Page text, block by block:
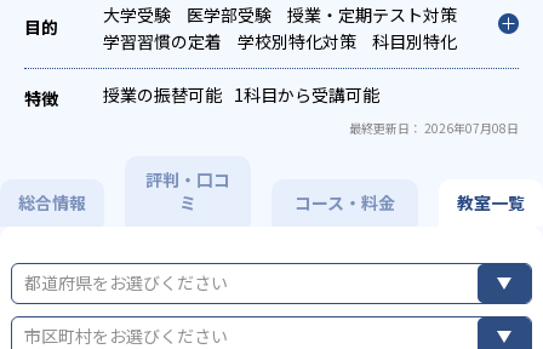
大学受験 医学部受験
授業・定期テスト対策
学習習慣の定着
学校別特化対策
科目別特化
対策
授業の振替可能 1科目から受講可能
最終更新日： 2026年07月08日
総合情報
評判・口コ
ミ
コース・料金 教室一覧
都道府県をお選びください
市区町村をお選びください